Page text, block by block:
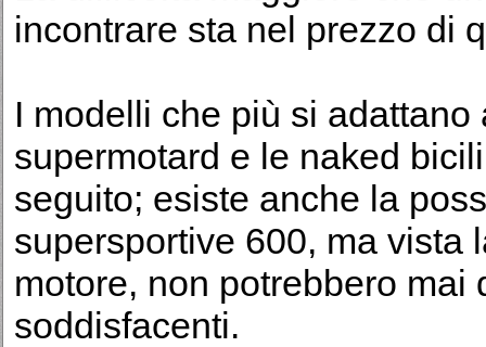
incontrare sta nel prezzo di
I modelli che più si
supermotard e le naked
seguito; esiste anche la
supersportive 600, ma vista
motore, non potrebbero mai
soddisfacenti.